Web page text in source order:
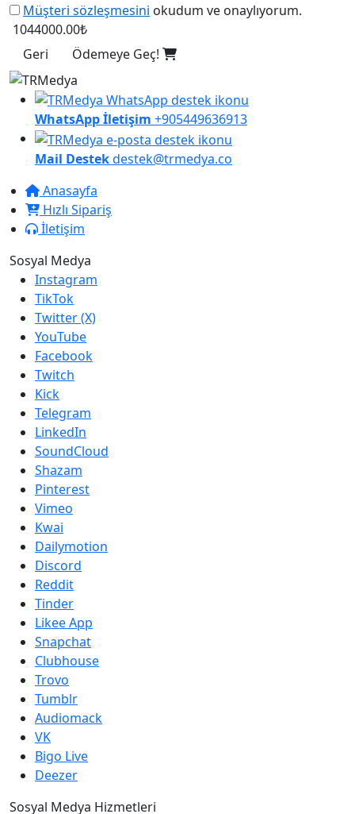
Müşteri sözleşmesini okudum ve onaylıyorum.
1044000.00₺
Geri
Ödemeye Geç!
WhatsApp İletişim +905449636913
Mail Destekdestek@trmedya.co
Anasayfa
Hızlı Sipariş
İletişim
Sosyal Medya
Instagram
TikTok
Twitter (X)
YouTube
Facebook
Twitch
Kick
Telegram
LinkedIn
SoundCloud
Shazam
Pinterest
Vimeo
Kwai
Dailymotion
Discord
Reddit
Tinder
Likee App
Snapchat
Clubhouse
Trovo
Tumblr
Audiomack
VK
Bigo Live
Deezer
Sosyal Medya Hizmetleri